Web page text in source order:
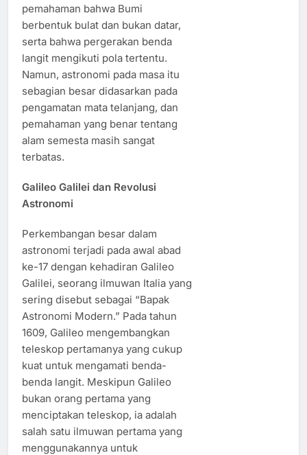
pemahaman bahwa Bumi
berbentuk bulat dan bukan datar,
serta bahwa pergerakan benda
langit mengikuti pola tertentu.
Namun, astronomi pada masa itu
sebagian besar didasarkan pada
pengamatan mata telanjang, dan
pemahaman yang benar tentang
alam semesta masih sangat
terbatas.
Galileo Galilei dan Revolusi
Astronomi
Perkembangan besar dalam
astronomi terjadi pada awal abad
ke-17 dengan kehadiran Galileo
Galilei, seorang ilmuwan Italia yang
sering disebut sebagai “Bapak
Astronomi Modern.” Pada tahun
1609, Galileo mengembangkan
teleskop pertamanya yang cukup
kuat untuk mengamati benda-
benda langit. Meskipun Galileo
bukan orang pertama yang
menciptakan teleskop, ia adalah
salah satu ilmuwan pertama yang
menggunakannya untuk